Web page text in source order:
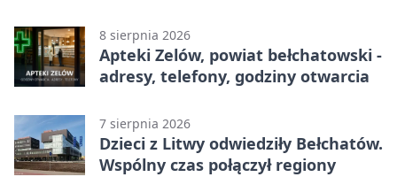
8 sierpnia 2026
Apteki Zelów, powiat bełchatowski -
adresy, telefony, godziny otwarcia
7 sierpnia 2026
Dzieci z Litwy odwiedziły Bełchatów.
Wspólny czas połączył regiony